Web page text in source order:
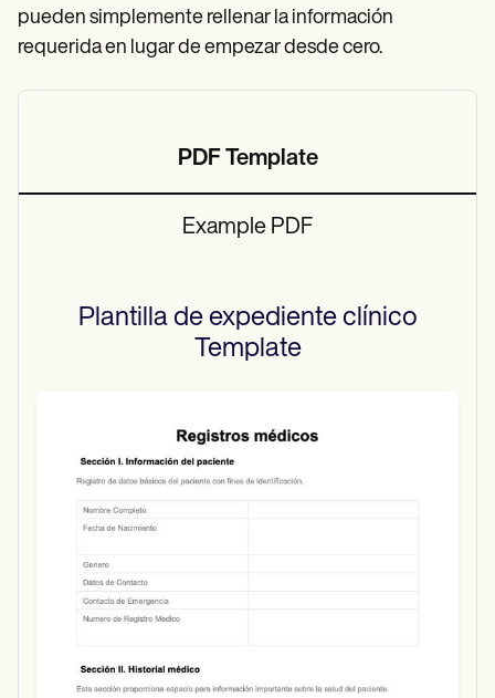
pueden simplemente rellenar la información
requerida en lugar de empezar desde cero.
PDF Template
Example PDF
Plantilla de expediente clínico
Template
Use Template